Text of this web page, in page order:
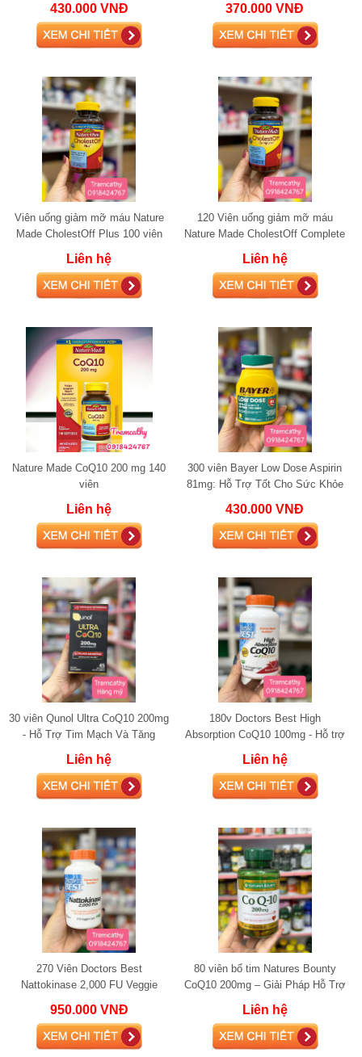
430.000 VNĐ 370.000 VNĐ
Viên uống giảm mỡ máu Nature
Made CholestOff Plus 100 viên
Liên hệ
120 Viên uống giảm mỡ máu
Nature Made CholestOff Complete
Liên hệ
Nature Made CoQ10 200 mg 140
viên
Liên hệ
300 viên Bayer Low Dose Aspirin
81mg: Hỗ Trợ Tốt Cho Sức Khỏe
430.000 VNĐ
30 viên Qunol Ultra CoQ10 200mg
- Hỗ Trợ Tim Mạch Và Tăng
Liên hệ
180v Doctors Best High
Absorption CoQ10 100mg - Hỗ trợ
lượng
Liên hệ
270 Viên Doctors Best
Nattokinase 2,000 FU Veggie
chống đột quỵ
950.000 VNĐ
80 viên bổ tim Natures Bounty
CoQ10 200mg – Giải Pháp Hỗ Trợ
Chống Lão Hó
Liên hệ